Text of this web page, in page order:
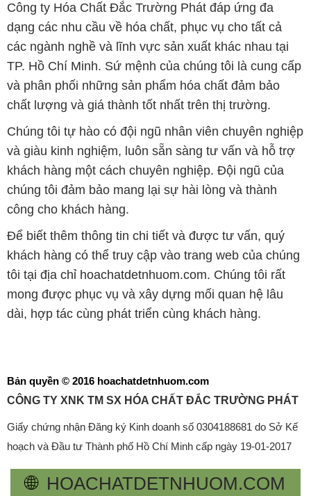
Công ty Hóa Chất Đắc Trường Phát đáp ứng đa
dạng các nhu cầu về hóa chất, phục vụ cho tất cả
các ngành nghề và lĩnh vực sản xuất khác nhau tại
TP. Hồ Chí Minh. Sứ mệnh của chúng tôi là cung cấp
và phân phối những sản phẩm hóa chất đảm bảo
chất lượng và giá thành tốt nhất trên thị trường.
Chúng tôi tự hào có đội ngũ nhân viên chuyên nghiệp
và giàu kinh nghiệm, luôn sẵn sàng tư vấn và hỗ trợ
khách hàng một cách chuyên nghiệp. Đội ngũ của
chúng tôi đảm bảo mang lại sự hài lòng và thành
công cho khách hàng.
Để biết thêm thông tin chi tiết và được tư vấn, quý
khách hàng có thể truy cập vào trang web của chúng
tôi tại địa chỉ hoachatdetnhuom.com. Chúng tôi rất
mong được phục vụ và xây dựng mối quan hệ lâu
dài, hợp tác cùng phát triển cùng khách hàng.
Bản quyền © 2016 hoachatdetnhuom.com
CÔNG TY XNK TM SX HÓA CHẤT ĐẮC TRƯỜNG PHÁT
Giấy chứng nhận Đăng ký Kinh doanh số 0304188681 do Sở Kế
hoạch và Đầu tư Thành phố Hồ Chí Minh cấp ngày 19-01-2017
🌐 HOACHATDETNHUOM.COM